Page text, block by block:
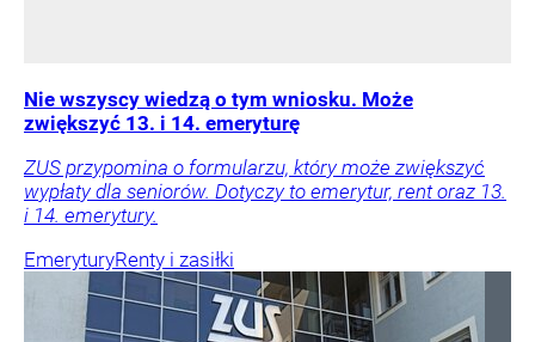
Nie wszyscy wiedzą o tym wniosku. Może
zwiększyć 13. i 14. emeryturę
ZUS przypomina o formularzu, który może zwiększyć
wypłaty dla seniorów. Dotyczy to emerytur, rent oraz 13.
i 14. emerytury.
EmeryturyRenty i zasiłki